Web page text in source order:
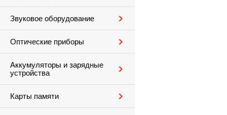
Звуковое оборудование
Оптические приборы
Аккумуляторы и зарядные
устройства
Карты памяти